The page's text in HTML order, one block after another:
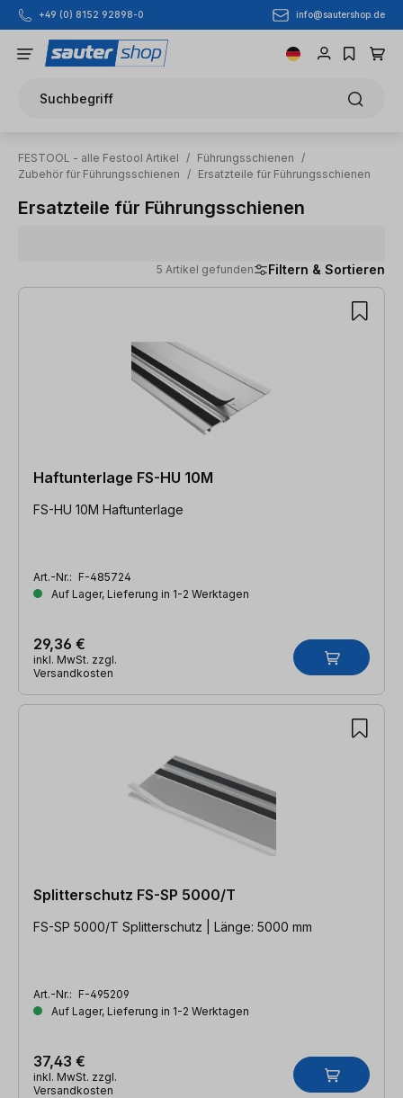
Zum Hauptinhalt springen
+49 (0) 8152 92898-0 info@sautershop.de
Suchbegriff
FESTOOL - alle Festool Artikel / Führungsschienen
/
Zubehör für Führungsschienen
/ Ersatzteile für Führungsschienen
Ersatzteile für Führungsschienen
5 Artikel gefunden Filtern & Sortieren
5 Artikel gefunden
Haftunterlage FS-HU 10M
FS-HU 10M Haftunterlage
Art.-Nr.: F-485724
Auf Lager, Lieferung in 1-2 Werktagen
29,36 €
inkl. MwSt. zzgl.
Versandkosten
Splitterschutz FS-SP 5000/T
FS-SP 5000/T Splitterschutz | Länge: 5000 mm
Art.-Nr.: F-495209
Auf Lager, Lieferung in 1-2 Werktagen
37,43 €
inkl. MwSt. zzgl.
Versandkosten